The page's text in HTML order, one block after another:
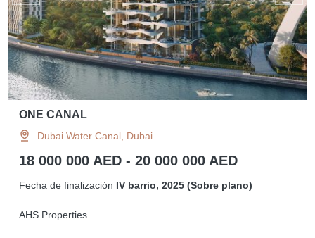
ONE CANAL
Dubai Water Canal, Dubai
18 000 000 AED - 20 000 000 AED
Fecha de finalización IV barrio, 2025 (Sobre plano)
AHS Properties